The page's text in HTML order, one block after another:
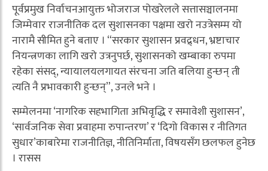
पूर्वप्रमुख निर्वाचनआयुक्त भोजराज पोखरेलले सत्तासञ्चालनमा
जिम्मेवार राजनीतिक दल सुशासनका पक्षमा खरो नउत्रेसम्म यो
नारामै सीमित हुने बताए । “सरकार सुशासन प्रवद्र्धन, भ्रष्टाचार
नियन्त्रणका लागि खरो उत्रनुपर्छ, सुशासनको खम्बाका रुपमा
रहेका संसद्, न्यायालयलगायत संरचना जति बलिया हुन्छन् ती
त्यति नै प्रभावकारी हुन्छन्”, उनले भने ।
सम्मेलनमा ‘नागरिक सहभागिता अभिवृद्धि र समावेशी सुशासन’,
‘सार्वजनिक सेवा प्रवाहमा रुपान्तरण’ र ‘दिगो विकास र नीतिगत
सुधार’काबारेमा राजनीतिज्ञ, नीतिनिर्माता, विषयसँग छलफल हुनेछ
। रासस